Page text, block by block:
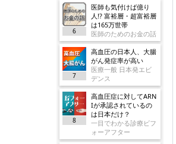
6
医師も気付けば億り
人!? 富裕層・超富裕層
は165万世帯
医師のためのお金の話
7
高血圧の日本人、大腸
がん発症率が高い
医療一般 日本発エビ
デンス
8
高血圧症に対してARN
Iが承認されているの
は日本だけ？
一目でわかる診療ビフ
ォーアフター